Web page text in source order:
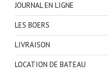
JOURNAL EN LIGNE
LES BOERS
LIVRAISON
LOCATION DE BATEAU